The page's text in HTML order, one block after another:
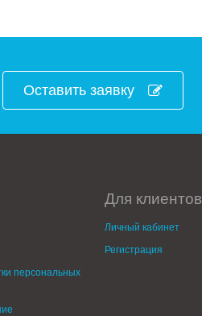
Оставить заявку
персональных
Для клиентов
Личный кабинет
Регистрация